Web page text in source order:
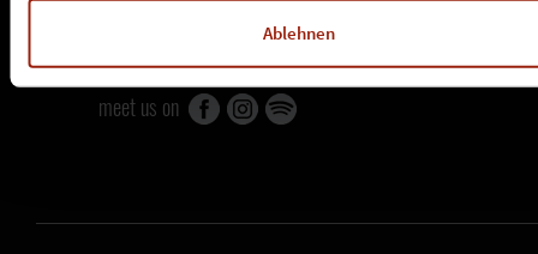
Ablehnen
dragon productions
meet us on